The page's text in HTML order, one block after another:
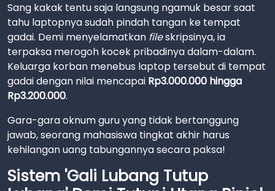
Sang kakak tentu saja langsung ngamuk besar saat
tahu laptopnya sudah pindah tangan ke tempat
gadai. Demi menyelamatkan fileskripsinya, ia
terpaksa merogoh kocek pribadinya dalam-dalam.
Keluarga korban menebus laptop tersebut di tempat
gadai dengan nilai mencapai Rp3.000.000 hingga
Rp3.200.000.
Gara-gara oknum guru yang tidak bertanggung
jawab, seorang mahasiswa tingkat akhir harus
kehilangan uang tabungannya secara paksa!
Sistem 'Gali Lubang Tutup